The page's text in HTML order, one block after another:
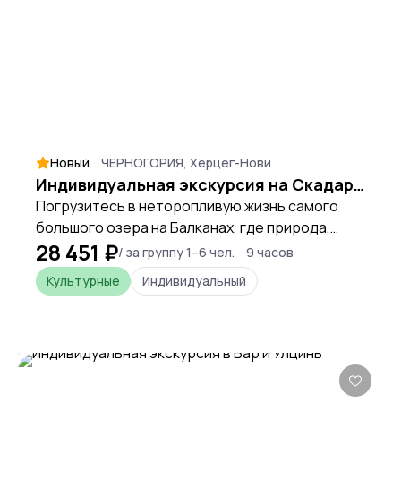
Новый ЧЕРНОГОРИЯ, Херцег-Нови
Индивидуальная экскурсия на Скадарское озеро
Погрузитесь в неторопливую жизнь самого
большого озера на Балканах, где природа,
история и культура сливаются в единую
гармонию.
28 451 ₽/ за группу 1–6 чел.
9 часов
Культурные
Индивидуальный